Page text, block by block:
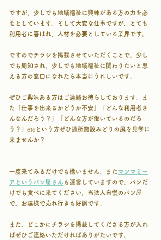
ですが、少しでも地域福祉に興味がある方の力を必
要としています。そして大変な仕事ですが、とても
利用者に喜ばれ、人材を必要としている業界です。
ですのでチラシを掲載させていただくことで、少し
でも周知され、少しでも地域福祉に関わりたいと思
える方の窓口になれたら本当にうれしいです。
ぜひご興味ある方はご連絡お待ちしております。ま
た「仕事を出来るかどうか不安」「どんな利用者さ
んなんだろう？」「どんな方が働いているのだろ
う？」etcという方ぜひ通所施設みどりの風を見学に
来ませんか？
一度来てみるだけでも構いません。またマンマミー
アというパン屋さん も運営していますので、パンだ
けでも食べに来てください。当法人自慢のパン屋
で、お陰様で売れ行きも好調です。
また、どこかにチラシを掲載してくださる方が入れ
ばぜひご連絡いただければありがたいです。